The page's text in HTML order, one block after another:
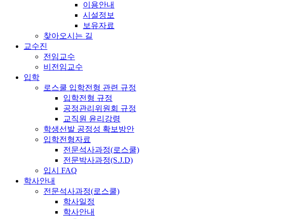
이용안내
시설정보
보유자료
찾아오시는 길
교수진
전임교수
비전임교수
입학
로스쿨 입학전형 관련 규정
입학전형 규정
공정관리위원회 규정
교직원 윤리강령
학생선발 공정성 확보방안
입학전형자료
전문석사과정(로스쿨)
전문박사과정(S.J.D)
입시 FAQ
학사안내
전문석사과정(로스쿨)
학사일정
학사안내